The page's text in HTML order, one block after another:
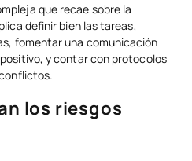
que recae sobre la
definir bien las tareas,
fomentar una comunicación
y contar con protocolos
los riesgos